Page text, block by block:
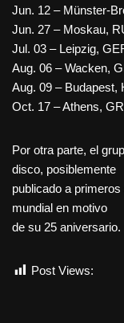
Jun. 12 – Münster-
Jun. 27 – Moskau,
Jul. 03 – Leipzig,
Aug. 06 – Wacken,
Aug. 09 – Budapest,
Oct. 17 – Athens,
Por otra parte, el
disco, posiblemente
publicado a
mundial en motivo
de su 25 aniversario.
Post Views: